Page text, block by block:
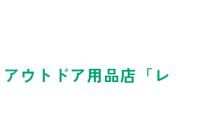
ウトドア用品店「レ